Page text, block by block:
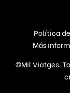
Política
Más
©Mil Viatges.